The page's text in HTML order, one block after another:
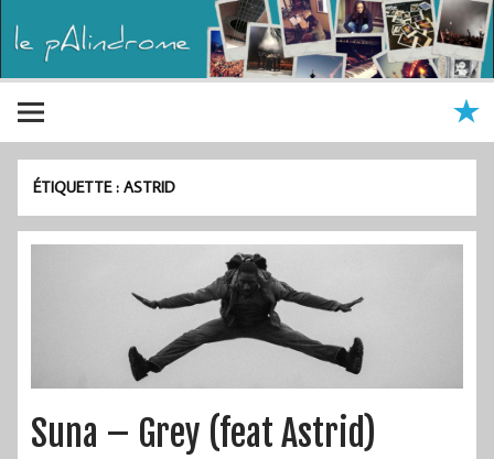
ÉTIQUETTE :ASTRID
Suna – Grey (feat Astrid)